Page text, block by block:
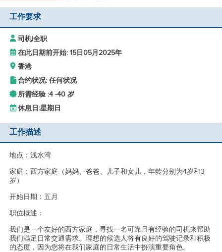
工作要求
司机|全职
在此日期前开始: 15日05月2025年
香港
合约状况: 任何状况
所需经验 :4 -40 岁
休息日:星期日
工作描述
地点：浅水湾
家庭：西方家庭（妈妈、爸爸、儿子和女儿，年龄分别为4岁和3
岁）
开始日期：五月
职位概述：
我们是一个友好的西方家庭，寻找一名可靠且有经验的司机来帮助
我们满足日常交通需求。理想的候选人将有良好的驾驶记录和积极
的态度，因为您将在我们家庭的日常生活中扮演重要角色。